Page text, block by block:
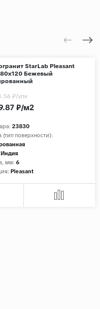
StarLab Pleasant
Бежевый
23830
(тип поверхности):
Индия
мм: 6
Pleasant
₽/м2
₽/упк